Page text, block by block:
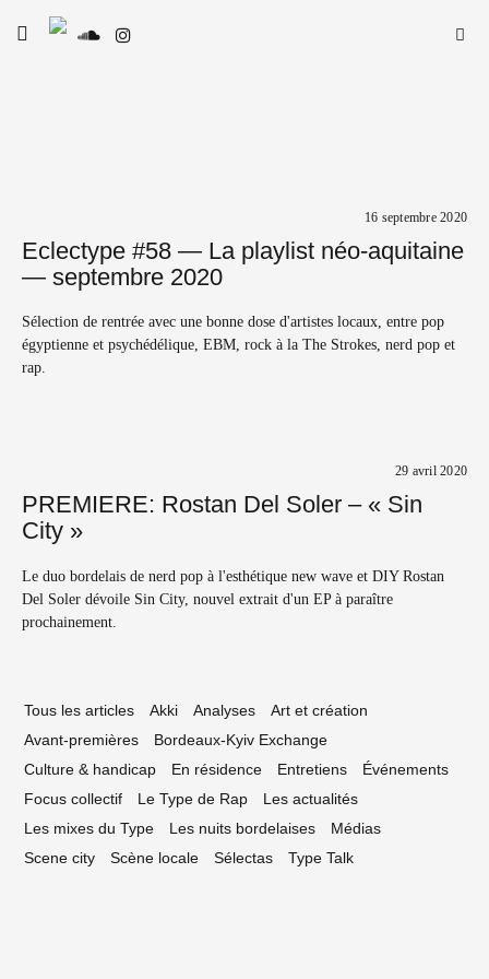
Skip
toggle
16 septembre 2020
Eclectype #58 — La playlist néo-aquitaine
— septembre 2020
Sélection de rentrée avec une bonne dose d'artistes locaux, entre pop
égyptienne et psychédélique, EBM, rock à la The Strokes, nerd pop et
rap.
29 avril 2020
PREMIERE: Rostan Del Soler – « Sin
City »
Le duo bordelais de nerd pop à l'esthétique new wave et DIY Rostan
Del Soler dévoile Sin City, nouvel extrait d'un EP à paraître
prochainement.
Tous les articles Akki Analyses
Art et création
Avant-premières
Bordeaux-Kyiv Exchange
Culture & handicap
En résidence Entretiens
Événements
Focus collectif
Le Type de Rap
Les actualités
Les mixes du Type
Les nuits bordelaises
Médias
Scene city
Scène locale Sélectas Type Talk